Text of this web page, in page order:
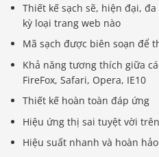
Thiết kế sạch sẽ, hiện đại,
kỳ loại trang web nào
Mã sạch được biên soạn để
Khả năng tương thích giữa
FireFox, Safari, Opera, IE10
Thiết kế hoàn toàn đáp ứng
Hiệu ứng thị sai tuyệt vời
Hiệu suất nhanh và hoàn